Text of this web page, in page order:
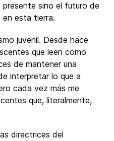
sino el futuro de
esta tierra.
juvenil. Desde hace
que leen como
de mantener una
interpretar lo que a
cada vez más me
que, literalmente,
directrices del